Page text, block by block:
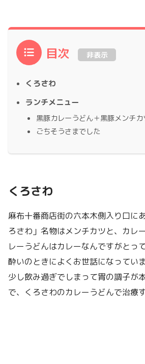
目次 非表示
くろさわ
ランチメニュー
黒豚カレーうどん＋黒豚メンチカ
ごちそうさまでした
くろさわ
麻布十番商店街の六本木側入り口に
ろさわ」名物はメンチカツと、カレ
レーうどんはカレーなんですがとっ
酔いのときによくお世話になってい
少し飲み過ぎでしまって胃の調子が
で、くろさわのカレーうどんで治療